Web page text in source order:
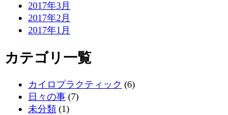
2017年3月
2017年2月
2017年1月
カテゴリ一覧
カイロプラクティック (6)
日々の事 (7)
未分類 (1)